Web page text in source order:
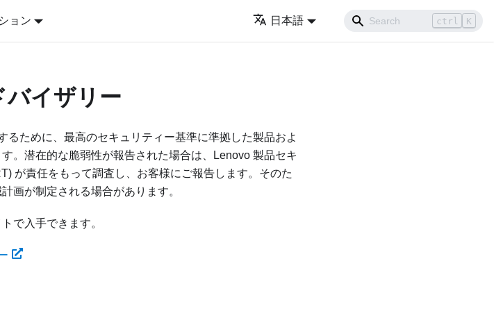
ョン 日本語 ctrl K
イザリー
るために、最高のセキュリティー基準に準拠した製品およ
。潜在的な脆弱性が報告された場合は、Lenovo 製品セキ
が責任をもって調査し、お客様にご報告します。そのた
画が制定される場合があります。
で入手できます。